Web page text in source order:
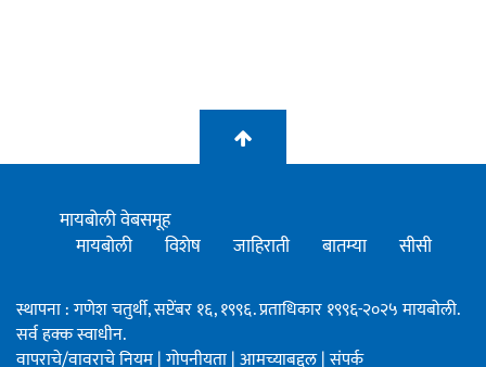
मायबोली वेबसमूह
मायबोली
विशेष जाहिराती बातम्या सीसी
स्थापना : गणेश चतुर्थी, सप्टेंबर १६, १९९६. प्रताधिकार १९९६-२०२५ मायबोली.
सर्व हक्क स्वाधीन.
वापराचे/वावराचे नियम|गोपनीयता|आमच्याबद्दल|संपर्क